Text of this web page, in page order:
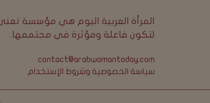
المرأة العربية اليوم هي مؤسسة
لتكون فاعلة ومؤثرة في مجتمعها.
contact@arabwomantoday.com
سياسة الخصوصية وشروط الإستخدام